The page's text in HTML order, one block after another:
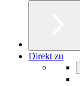
Direkt zu